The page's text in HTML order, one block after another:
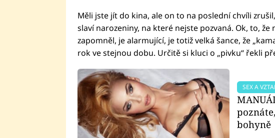
Měli jste jít do kina, ale on to na poslední chvíli
slaví narozeniny, na které nejste pozvaná. Ok, to,
zapomněl, je alarmující, je totiž velká šance, že
rok ve stejnou dobu. Určitě si kluci o „pivku“ řekli
SEX A
bohyně